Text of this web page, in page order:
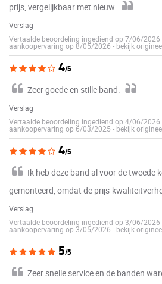
prijs, vergelijkbaar met nieuw.
Verslag
Vertaalde beoordeling ingediend op 7/06/2026
aankoopervaring op 8/05/2026 - bekijk
4/5
Zeer goede en stille band.
Verslag
Vertaalde beoordeling ingediend op 4/06/2026
aankoopervaring op 6/03/2025 - bekijk
4/5
Ik heb deze band al voor de tweede
gemonteerd, omdat de prijs-
Verslag
Vertaalde beoordeling ingediend op 3/06/2026
aankoopervaring op 3/05/2026 - bekijk
5/5
Zeer snelle service en de banden